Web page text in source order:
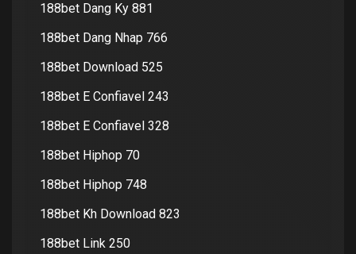
188bet Dang Ky 881
188bet Dang Nhap 766
188bet Download 525
188bet E Confiavel 243
188bet E Confiavel 328
188bet Hiphop 70
188bet Hiphop 748
188bet Kh Download 823
188bet Link 250